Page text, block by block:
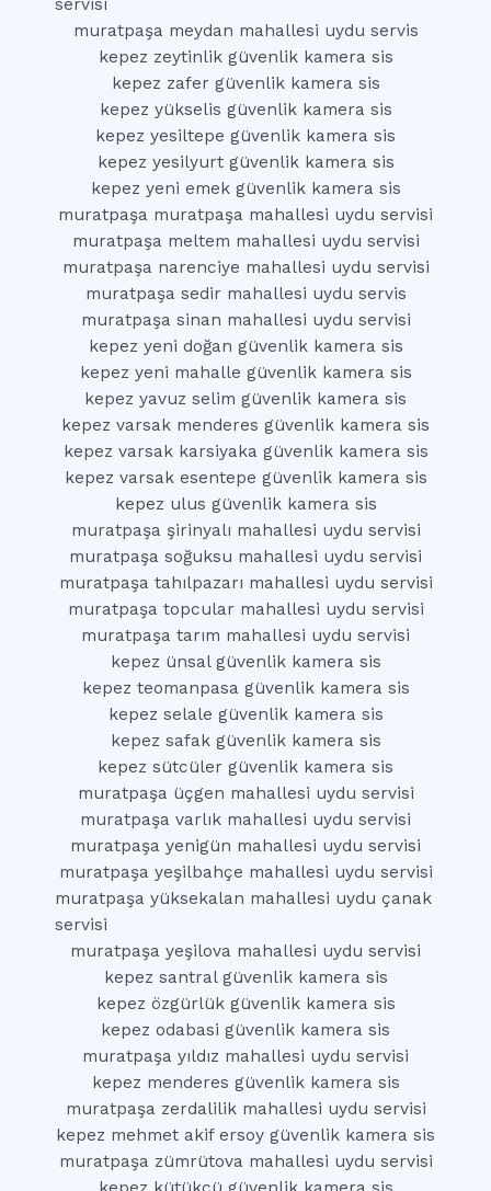
servisi
muratpaşa meydan mahallesi uydu servis
kepez zeytinlik güvenlik kamera sis
kepez zafer güvenlik kamera sis
kepez yükselis güvenlik kamera sis
kepez yesiltepe güvenlik kamera sis
kepez yesilyurt güvenlik kamera sis
kepez yeni emek güvenlik kamera sis
muratpaşa muratpaşa mahallesi uydu servisi
muratpaşa meltem mahallesi uydu servisi
muratpaşa narenciye mahallesi uydu servisi
muratpaşa sedir mahallesi uydu servis
muratpaşa sinan mahallesi uydu servisi
kepez yeni doğan güvenlik kamera sis
kepez yeni mahalle güvenlik kamera sis
kepez yavuz selim güvenlik kamera sis
kepez varsak menderes güvenlik kamera sis
kepez varsak karsiyaka güvenlik kamera sis
kepez varsak esentepe güvenlik kamera sis
kepez ulus güvenlik kamera sis
muratpaşa şirinyalı mahallesi uydu servisi
muratpaşa soğuksu mahallesi uydu servisi
muratpaşa tahılpazarı mahallesi uydu servisi
muratpaşa topcular mahallesi uydu servisi
muratpaşa tarım mahallesi uydu servisi
kepez ünsal güvenlik kamera sis
kepez teomanpasa güvenlik kamera sis
kepez selale güvenlik kamera sis
kepez safak güvenlik kamera sis
kepez sütcüler güvenlik kamera sis
muratpaşa üçgen mahallesi uydu servisi
muratpaşa varlık mahallesi uydu servisi
muratpaşa yenigün mahallesi uydu servisi
muratpaşa yeşilbahçe mahallesi uydu servisi
muratpaşa yüksekalan mahallesi uydu çanak
servisi
muratpaşa yeşilova mahallesi uydu servisi
kepez santral güvenlik kamera sis
kepez özgürlük güvenlik kamera sis
kepez odabasi güvenlik kamera sis
muratpaşa yıldız mahallesi uydu servisi
kepez menderes güvenlik kamera sis
muratpaşa zerdalilik mahallesi uydu servisi
kepez mehmet akif ersoy güvenlik kamera sis
muratpaşa zümrütova mahallesi uydu servisi